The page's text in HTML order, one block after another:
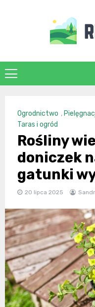
Ogrodnictwo ,
Taras i ogród
Rośliny
doniczek
gatunki
20 lipca 2025